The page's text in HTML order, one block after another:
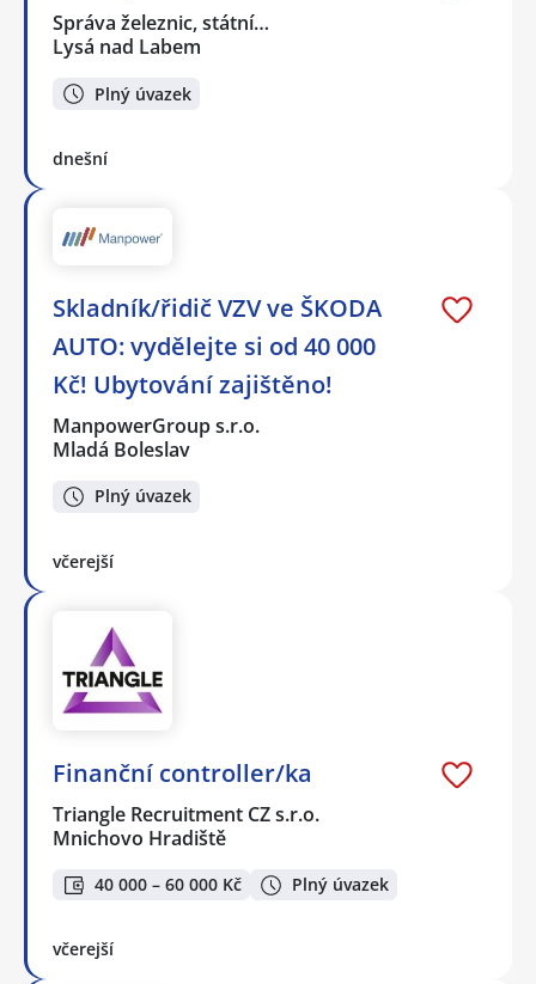
Správa železnic, státní…
Lysá nad Labem
Plný úvazek
dnešní
Skladník/řidič VZV ve ŠKODA
AUTO: vydělejte si od 40 000
Kč! Ubytování zajištěno!
ManpowerGroup s.r.o.
Mladá Boleslav
Plný úvazek
včerejší
Finanční controller/ka
Triangle Recruitment CZ s.r.o.
Mnichovo Hradiště
40 000 – 60 000 Kč Plný úvazek
včerejší